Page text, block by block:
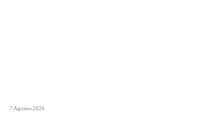
7 Agustus 2026